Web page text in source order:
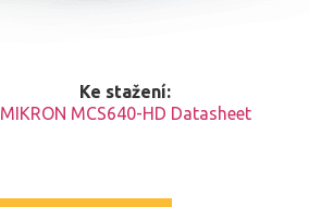
Ke stažení:
MIKRON MCS640-HD Datasheet